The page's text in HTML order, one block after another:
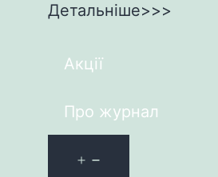
Детальніше>>>
Акції
Про журнал